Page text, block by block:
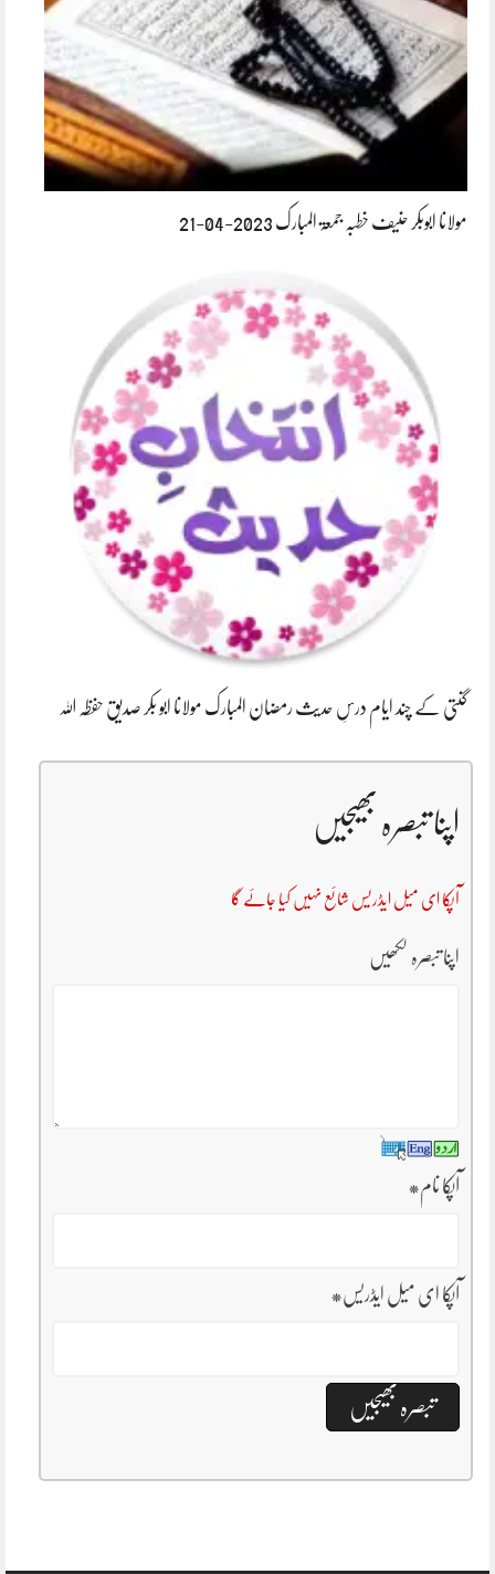
مولانا ابوبکر حنیف خطبہ جمعۃ المبارک 2023-04-21
گنتی کے چند ایام درسِ حدیث رمضان المبارک مولانا ابو بکر صدیق حفظہ اللہ
اپنا تبصرہ بھیجیں
آپکا ای میل ایڈریس شائع نہیں کیا جائے گا
اپنا تبصرہ لکھیں
آپکا نام*
آپکا ای میل ایڈریس*